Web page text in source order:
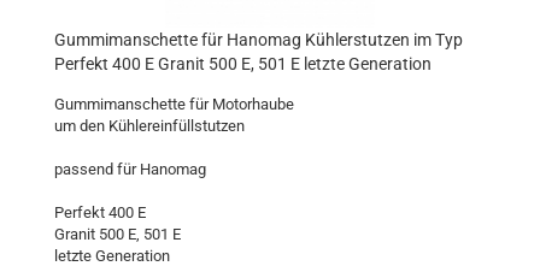
Gummimanschette für Hanomag Kühlerstutzen im Typ
Perfekt 400 E Granit 500 E, 501 E letzte Generation
Gummimanschette für Motorhaube
um den Kühlereinfüllstutzen
passend für Hanomag
Perfekt 400 E
Granit 500 E, 501 E
letzte Generation